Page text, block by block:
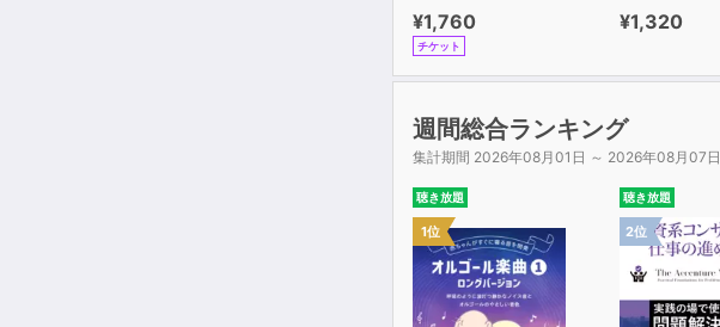
¥1,760
チケット
¥1,320
週間総合ランキング
集計期間 2026年08月01日 ～ 2026年08月07日
聴き放題
1位
聴き放題
2位